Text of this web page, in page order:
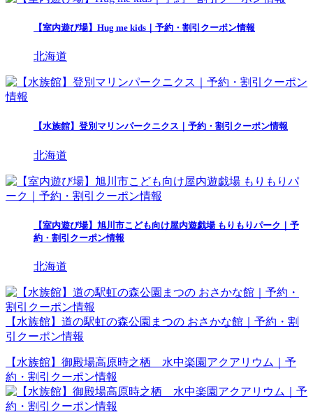
【室内遊び場】Hug me kids｜予約・割引クーポン情報
北海道
【水族館】登別マリンパークニクス｜予約・割引クーポン情報
北海道
【室内遊び場】旭川市こども向け屋内遊戯場 もりもりパーク｜予
約・割引クーポン情報
北海道
【水族館】道の駅虹の森公園まつの おさかな館｜予約・割
引クーポン情報
【水族館】御殿場高原時之栖 水中楽園アクアリウム｜予
約・割引クーポン情報